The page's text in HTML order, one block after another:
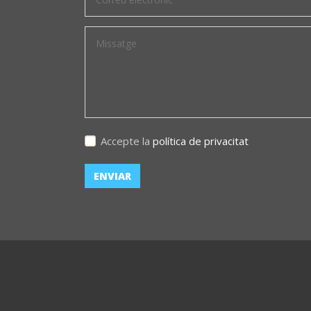
Accepte la política de privacitat